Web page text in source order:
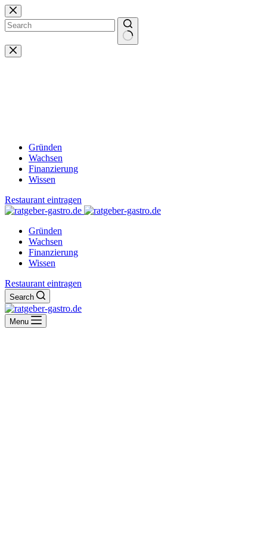
Zum
Inhalt
springen
Keine
Ergebnisse
Gründen
Wachsen
Finanzierung
Wissen
Restaurant eintragen
Gründen
Wachsen
Finanzierung
Wissen
Restaurant eintragen
Search
Menu